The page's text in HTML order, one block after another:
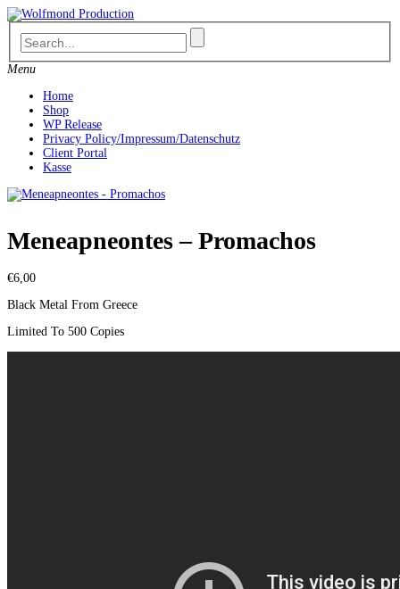
Skip
to
content
Menu
Home
Shop
WP Release
Privacy Policy/Impressum/Datenschutz
Client Portal
Kasse
Meneapneontes – Promachos
€6,00
Black Metal From Greece
Limited To 500 Copies